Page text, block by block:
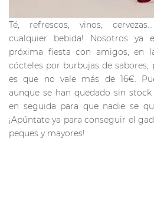
Té, refrescos, vinos,
cualquier bebida! Nosotros ya
próxima fiesta con amigos, en
cócteles por burbujas de
es que no vale más de 16€.
aunque se han quedado sin
en seguida para que nadie se
¡Apúntate ya para conseguir el
peques y mayores!